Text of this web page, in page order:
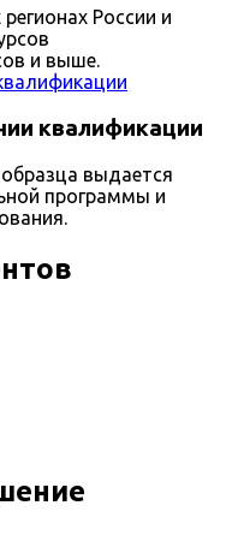
России и
и выше.
квалификации
выдается
программы и